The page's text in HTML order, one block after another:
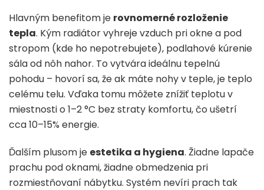
Hlavným benefitom je rovnomerné rozloženie
tepla. Kým radiátor vyhreje vzduch pri okne a pod
stropom (kde ho nepotrebujete), podlahové kúrenie
sála od nôh nahor. To vytvára ideálnu tepelnú
pohodu – hovorí sa, že ak máte nohy v teple, je teplo
celému telu. Vďaka tomu môžete znížiť teplotu v
miestnosti o 1–2 °C bez straty komfortu, čo ušetrí
cca 10–15% energie.
Ďalším plusom je estetika a hygiena. Žiadne lapače
prachu pod oknami, žiadne obmedzenia pri
rozmiestňovaní nábytku. Systém nevíri prach tak